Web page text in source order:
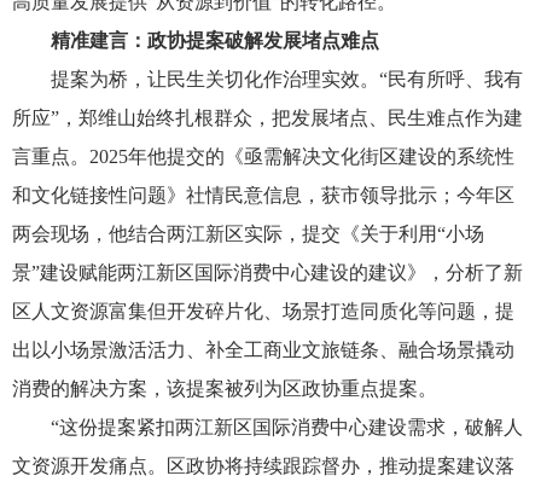
精准建言：政协提案破解发展堵点难点
提案为桥，让民生关切化作治理实效。“民有所呼、我有
所应”，郑维山始终扎根群众，把发展堵点、民生难点作为建
言重点。2025年他提交的《亟需解决文化街区建设的系统性
和文化链接性问题》社情民意信息，获市领导批示；今年区
两会现场，他结合两江新区实际，提交《关于利用“小场
景”建设赋能两江新区国际消费中心建设的建议》，分析了新
区人文资源富集但开发碎片化、场景打造同质化等问题，提
出以小场景激活活力、补全工商业文旅链条、融合场景撬动
消费的解决方案，该提案被列为区政协重点提案。
“这份提案紧扣两江新区国际消费中心建设需求，破解人
文资源开发痛点。区政协将持续跟踪督办，推动提案建议落